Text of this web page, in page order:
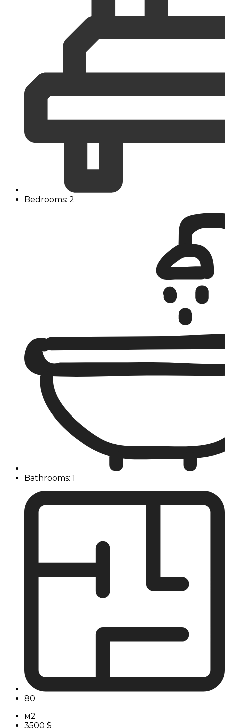
Bedrooms: 2
Bathrooms: 1
80
м2
3500 $